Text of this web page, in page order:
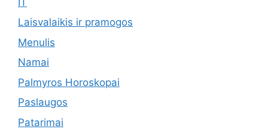
Laisvalaikis ir pramogos
Menulis
Namai
Palmyros Horoskopai
Paslaugos
Patarimai